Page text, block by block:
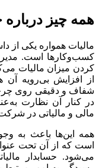
همه چیز درباره
مالیات همواره یکی از
کسب‌وکارها است.
کردن میزان مالیات
از افزایش بی‌رویه
شفاف و دقیقی روی
در کنار آن نظارت
مالی و مالیاتی در
همه این‌ها باعث به
می‌شود. حسابدار